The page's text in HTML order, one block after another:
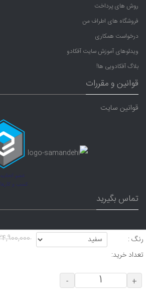
رنگ :
تعداد خرید:
+
-
روش های پرداخت
فروشگاه های اطراف من
درخواست همکاری
ویدئوهای آموزش سایت آفکادو
بلاگ آفکادویی ها!
قوانین و مقررات
قوانین سایت
تماس بگیرید